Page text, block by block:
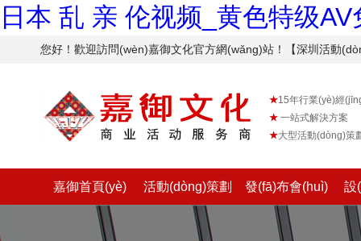
日本 乱 亲 伦视频_黄色特级
您好！歡迎訪問(wèn)嘉御文化官方網(wǎng)站！【深圳活
★15年行業(yè)經
★ 一站式解決方案
★大型活動(dòng)策
嘉御首頁(yè) 活動(dòng)策劃 發(fā)布會(huì) 設